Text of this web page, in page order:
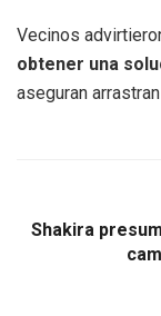
Vecinos
obtener una
aseguran
Shakira